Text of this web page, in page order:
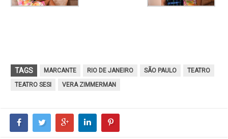
TAGS MARCANTE RIO DE JANEIRO SÃO PAULO
TEATRO
TEATRO SESI
VERA ZIMMERMAN